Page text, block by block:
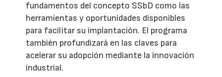
fundamentos del concepto SSbD como las
herramientas y oportunidades disponibles
para facilitar su implantación. El programa
también profundizará en las claves para
acelerar su adopción mediante la innovación
industrial.